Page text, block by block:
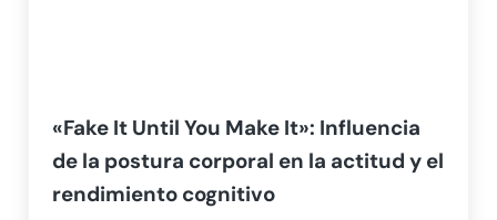
«Fake It Until You Make It»: Influencia
de la postura corporal en la actitud y el
rendimiento cognitivo